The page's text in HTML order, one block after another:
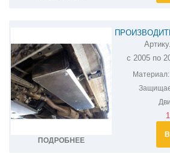
ПОДРОБНЕЕ
ЗАЩИТА
с 2005 по
Материал: